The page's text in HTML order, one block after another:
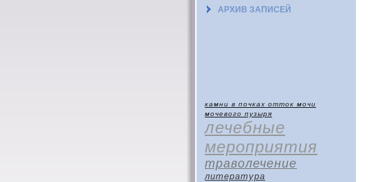
АРХИВ ЗАПИСЕЙ
камни в почках отток мочи
мочевого пузыря
лечебные
мероприятия
траволечение
литература